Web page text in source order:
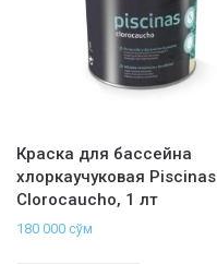
Краска для бассейна
хлоркаучуковая Piscinas
Clorocaucho, 1 лт
180 000 сўм